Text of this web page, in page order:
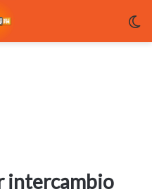
intercambio